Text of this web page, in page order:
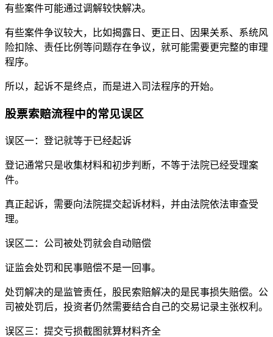
有些案件可能通过调解较快解决。
有些案件争议较大，比如揭露日、更正日、因果关系、系统风
险扣除、责任比例等问题存在争议，就可能需要更完整的审理
程序。
所以，起诉不是终点，而是进入司法程序的开始。
股票索赔流程中的常见误区
误区一：登记就等于已经起诉
登记通常只是收集材料和初步判断，不等于法院已经受理案
件。
真正起诉，需要向法院提交起诉材料，并由法院依法审查受
理。
误区二：公司被处罚就会自动赔偿
证监会处罚和民事赔偿不是一回事。
处罚解决的是监管责任，股民索赔解决的是民事损失赔偿。公
司被处罚后，投资者仍然需要结合自己的交易记录主张权利。
误区三：提交亏损截图就算材料齐全